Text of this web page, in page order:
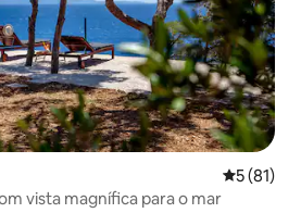
5 de uma
5 (81)
vista magnífica para o mar